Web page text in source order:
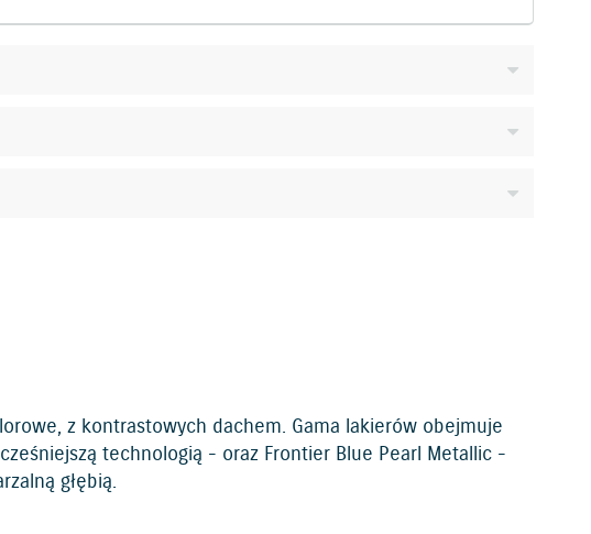
z kontrastowych dachem. Gama lakierów obejmuje
technologią - oraz Frontier Blue Pearl Metallic -
głębią.